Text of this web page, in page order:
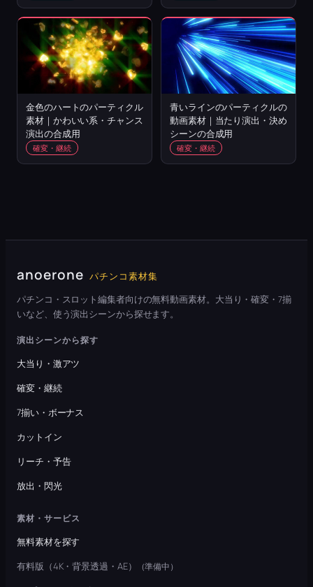
金色のハートのパーティクル
素材｜かわいい系・チャンス
演出の合成用
確変・継続
青いラインのパーティクルの
動画素材｜当たり演出・決め
シーンの合成用
確変・継続
anoerone パチンコ素材集
パチンコ・スロット編集者向けの無料動画素材。大当り・確変・7揃
いなど、使う演出シーンから探せます。
演出シーンから探す
大当り・激アツ
確変・継続
7揃い・ボーナス
カットイン
リーチ・予告
放出・閃光
素材・サービス
無料素材を探す
有料版（4K・背景透過・AE）
（準備中）